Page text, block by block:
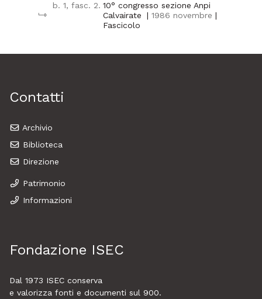
b. 1, fasc. 2. 10° congresso sezione Anpi
Calvairate
| 1986 novembre |
Fascicolo
Contatti
Archivio
Biblioteca
Direzione
Patrimonio
Informazioni
Fondazione ISEC
Dal 1973 ISEC conserva
e valorizza fonti e documenti sul 900.